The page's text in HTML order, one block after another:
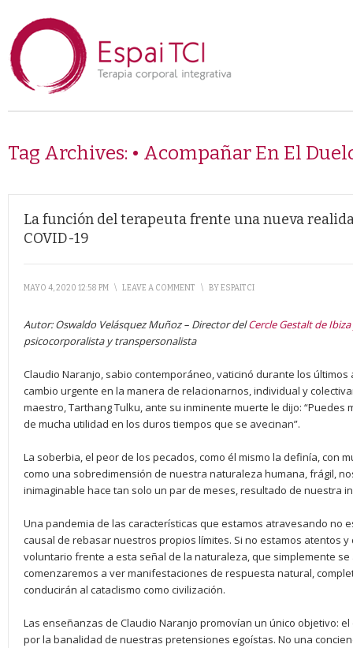
Tag Archives: • Acompañar En El
La función del terapeuta frente una nueva
COVID-19
MAYO 4, 2020 12:58 PM \ LEAVE A COMMENT \ BYESPAITCI
Autor: Oswaldo Velásquez Muñoz – Director delCercle Gestalt de Ibiza
psicocorporalista y transpersonalista
Claudio Naranjo, sabio contemporáneo, vaticinó durante los
cambio urgente en la manera de relacionarnos, individual y
maestro, Tarthang Tulku, ante su inminente muerte le dijo:
de mucha utilidad en los duros tiempos que se avecinan”.
La soberbia, el peor de los pecados, como él mismo la definía, con
como una sobredimensión de nuestra naturaleza humana, frágil,
inimaginable hace tan solo un par de meses, resultado de nuestra
Una pandemia de las características que estamos atravesando no
causal de rebasar nuestros propios límites. Si no estamos atentos
voluntario frente a esta señal de la naturaleza, que simplemente
comenzaremos a ver manifestaciones de respuesta natural,
conducirán al cataclismo como civilización.
Las enseñanzas de Claudio Naranjo promovían un único objetivo:
por la banalidad de nuestras pretensiones egoístas. No una